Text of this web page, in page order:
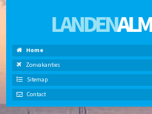
LANDEN
Home
Zonvakanties
Sitemap
Contact